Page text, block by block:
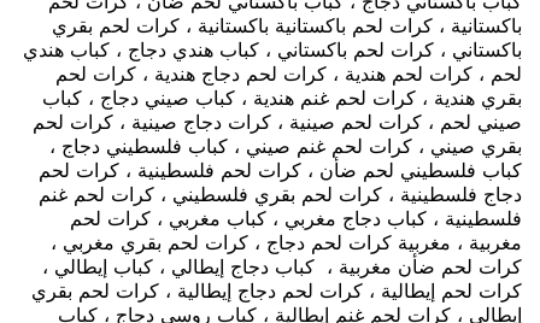
باكستانية ، كرات لحم باكستانية باكستانية ، كرات لحم بقري
باكستاني ، كرات لحم باكستاني ، كباب هندي دجاج ، كباب هندي
لحم ، كرات لحم هندية ، كرات لحم دجاج هندية ، كرات لحم
بقري هندية ، كرات لحم غنم هندية ، كباب صيني دجاج ، كباب
صيني لحم ، كرات لحم صينية ، كرات دجاج صينية ، كرات لحم
بقري صيني ، كرات لحم غنم صيني ، كباب فلسطيني دجاج ،
كباب فلسطيني لحم ضأن ، كرات لحم فلسطينية ، كرات لحم
دجاج فلسطينية ، كرات لحم بقري فلسطيني ، كرات لحم غنم
فلسطينية ، كباب دجاج مغربي ، كباب مغربي ، كرات لحم
مغربية ، مغربية كرات لحم دجاج ، كرات لحم بقري مغربي ،
كرات لحم ضأن مغربية ، كباب دجاج إيطالي ، كباب إيطالي ،
كرات لحم إيطالية ، كرات لحم دجاج إيطالية ، كرات لحم بقري
إيطالي ، كرات لحم غنم إيطالية ، كباب روسي دجاج ، كباب